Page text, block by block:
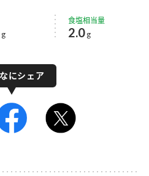
g
食塩相当量
2.0 g